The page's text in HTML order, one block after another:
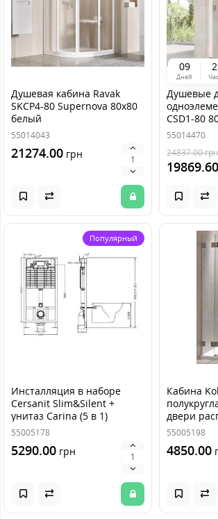
Душевая кабина Ravak
SKCP4-80 Supernova 80x80
белый
55014043
21274.00 грн
09
Дней
2
Душевые
CSD1-80
55014470
24837.00грн
19869.60
Популярный
Инсталляция в наборе
Cersanit Slim&Silent +
унитаз Carina (5 в 1)
55005178
5290.00 грн
Кабина
двери
55005198
4850.00